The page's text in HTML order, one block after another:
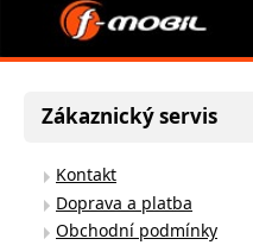
Zákaznický servis
Kontakt
Doprava a platba
Obchodní podmínky